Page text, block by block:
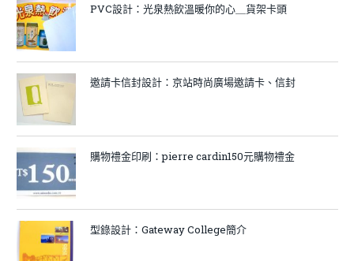
PVC設計：光泉熱飲溫暖你的心＿貨架卡頭
邀請卡信封設計：京站時尚廣場邀請卡、信封
購物禮金印刷：pierre cardin150元購物禮金
型錄設計：Gateway College簡介